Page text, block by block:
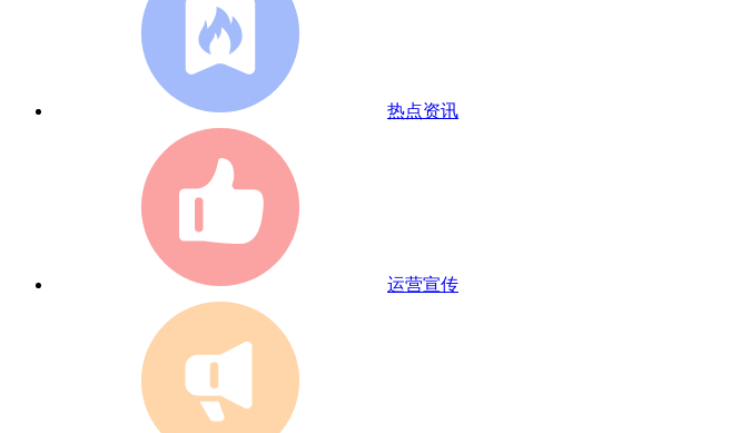
热点资讯
运营宣传